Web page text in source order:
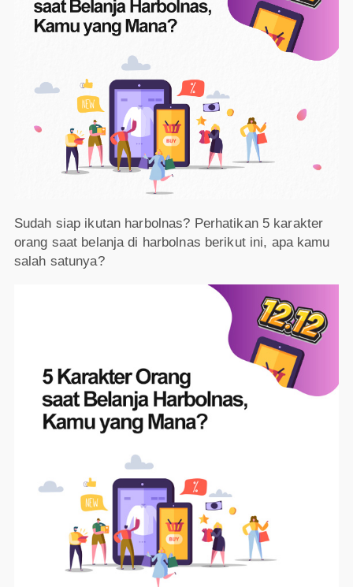
Sudah siap ikutan harbolnas? Perhatikan 5 karakter
orang saat belanja di harbolnas berikut ini, apa kamu
salah satunya?